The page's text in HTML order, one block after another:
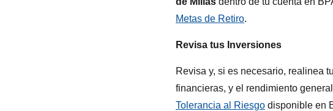
Metas de Retiro.
Revisa tus Inversiones
Revisa y, si es necesario, realinea
financieras, y el rendimiento
Tolerancia al Riesgo disponible en